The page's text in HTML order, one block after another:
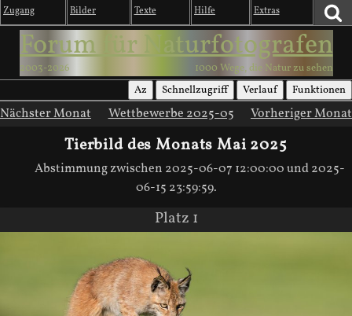
Zugang Bilder Texte Hilfe Extras
Forum für Naturfotografen
2003-2026 1000 Wege, die Natur zu sehen
Az Schnellzugriff Verlauf Funktionen
Nächster Monat Wettbewerbe 2025-05 Vorheriger Monat
Tierbild des Monats Mai 2025
Abstimmung zwischen 2025-06-07 12:00:00 und 2025-
06-15 23:59:59.
Platz 1